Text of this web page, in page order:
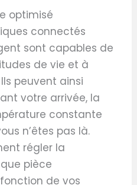
optimisé
connectés
sont capables de
de vie et à
peuvent ainsi
votre arrivée, la
constante
n’êtes pas là.
régler la
pièce
de vos